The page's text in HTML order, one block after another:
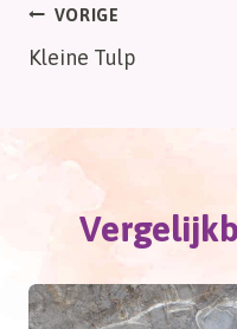
Bericht
navigatie
VORIGE
Kleine Tulp